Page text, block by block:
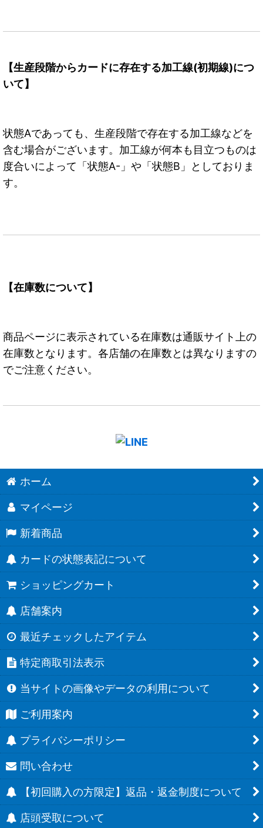
【生産段階からカードに存在する加工線(初期線)につ
いて】
状態Aであっても、生産段階で存在する加工線などを
含む場合がございます。加工線が何本も目立つものは
度合いによって「状態A-」や「状態B」としておりま
す。
【在庫数について】
商品ページに表示されている在庫数は通販サイト上の
在庫数となります。各店舗の在庫数とは異なりますの
でご注意ください。
ホーム
マイページ
新着商品
カードの状態表記について
ショッピングカート
店舗案内
最近チェックしたアイテム
特定商取引法表示
当サイトの画像やデータの利用について
ご利用案内
プライバシーポリシー
問い合わせ
【初回購入の方限定】返品・返金制度について
店頭受取について